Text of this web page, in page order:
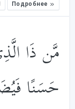
Подробнее
مَّن ذَا
حَسَنًا